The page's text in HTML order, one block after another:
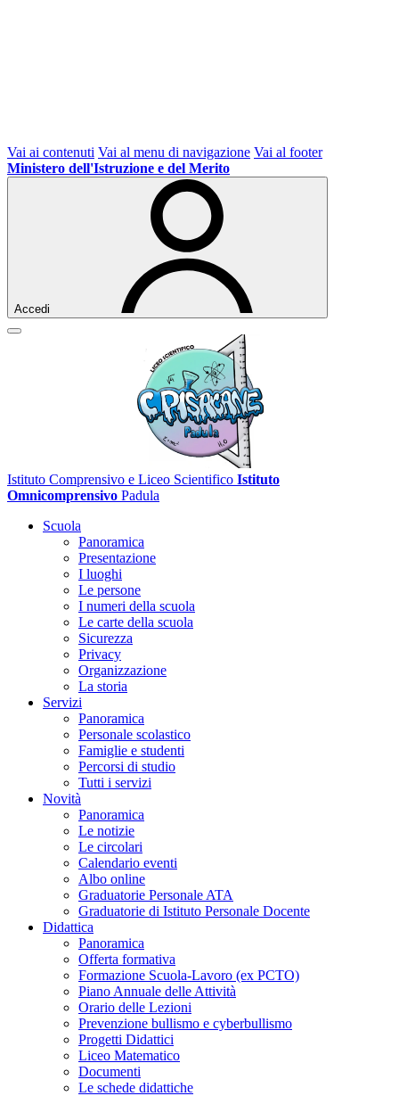
Vai ai contenuti Vai al menu di navigazione Vai al footer
Ministero dell'Istruzione e del Merito
Accedi
Istituto Comprensivo e Liceo Scientifico Istituto
Omnicomprensivo Padula
Scuola
Panoramica
Presentazione
I luoghi
Le persone
I numeri della scuola
Le carte della scuola
Sicurezza
Privacy
Organizzazione
La storia
Servizi
Panoramica
Personale scolastico
Famiglie e studenti
Percorsi di studio
Tutti i servizi
Novità
Panoramica
Le notizie
Le circolari
Calendario eventi
Albo online
Graduatorie Personale ATA
Graduatorie di Istituto Personale Docente
Didattica
Panoramica
Offerta formativa
Formazione Scuola-Lavoro (ex PCTO)
Piano Annuale delle Attività
Orario delle Lezioni
Prevenzione bullismo e cyberbullismo
Progetti Didattici
Liceo Matematico
Documenti
Le schede didattiche